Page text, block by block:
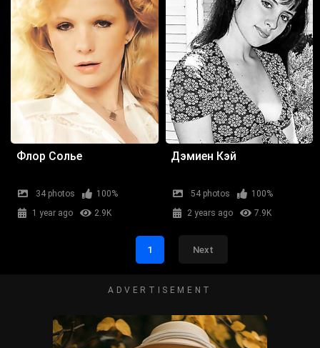
Флор Солье
34 photos
100%
1 year ago
2.9K
Дэмиен Кэй
54 photos
100%
2 years ago
7.9K
1 Next
ADVERTISEMENT